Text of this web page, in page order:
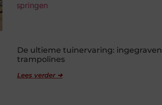
De ultieme tuinervaring: ingegraven
trampolines
Lees verder ➜